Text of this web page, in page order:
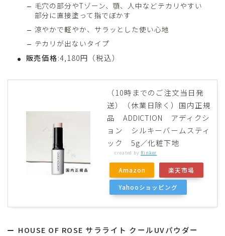
毛穴の部分やTゾーン、顎、人中などテカリやすい
部分に直接塗って指でぼかす
涼やかで軽やか、サラッとした使い心地
テカリが出ないタイプ
販売価格:4,180円（税込）
（10時までのご注文当日発
送）（休業日除く）国内正規
品 ADDICTION アディクシ
ョン シルキーバームスティ
ック 5g／化粧下地
created by Rinker
Amazon 楽天市場
Yahooショッピング
HOUSE OF ROSE サラライト クールUVパウダー